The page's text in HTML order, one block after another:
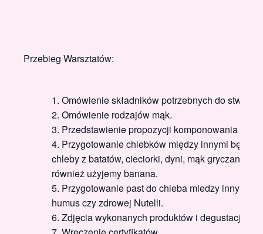
Przebieg Warsztatów:
Omówienie składników potrzebnych do
Omówienie rodzajów mąk.
Przedstawienie propozycji komponowania past
Przygotowanie chlebków między innymi
chleby z batatów, cieciorki, dyni, mąk gryczanej,
również użyjemy banana.
Przygotowanie past do chleba miedzy innymi
humus czy zdrowej Nutelli.
Zdjęcia wykonanych produktów i degustacja